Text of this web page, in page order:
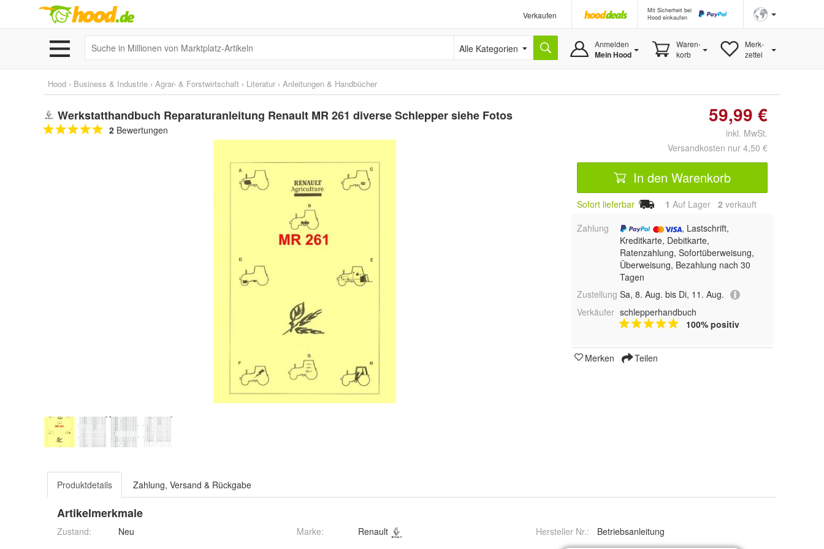
Verkaufen
Mit Sicherheit bei
Hood einkaufen
Alle Kategorien Anmelden
Mein Hood
Waren-
korb
Merk-
zettel
Hood › Business & Industrie › Agrar- & Forstwirtschaft › Literatur › Anleitungen & Handbücher
Werkstatthandbuch Reparaturanleitung Renault MR 261 diverse Schlepper siehe Fotos
2 Bewertungen
59,99 €
inkl. MwSt.
Versandkosten nur 4,50 €
In den Warenkorb
Sofort lieferbar 1 Auf Lager 2 verkauft
Zahlung
, Lastschrift,
Kreditkarte, Debitkarte,
Ratenzahlung, Sofortüberweisung,
Überweisung, Bezahlung nach 30
Tagen
Zustellung Sa, 8. Aug. bis Di, 11. Aug.
Verkäufer schlepperhandbuch
100% positiv
Merken Teilen
Produktdetails Zahlung, Versand & Rückgabe
Artikelmerkmale
Zustand: Neu Marke: Renault Hersteller Nr.: Betriebsanleitung